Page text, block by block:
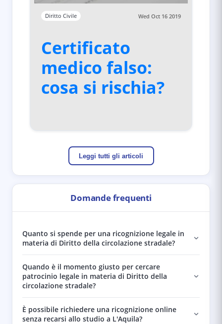
Diritto Civile Wed Oct 16 2019
Certificato
medico falso:
cosa si rischia?
Leggi tutti gli articoli
Domande frequenti
Quanto si spende per una ricognizione legale in
materia di Diritto della circolazione stradale?
Quando è il momento giusto per cercare
patrocinio legale in materia di Diritto della
circolazione stradale?
È possibile richiedere una ricognizione online
senza recarsi allo studio a L'Aquila?